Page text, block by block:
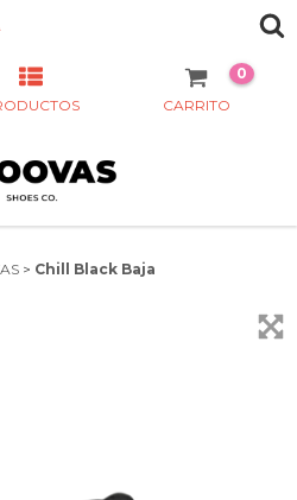
CARRITO
0
> Chill Black Baja